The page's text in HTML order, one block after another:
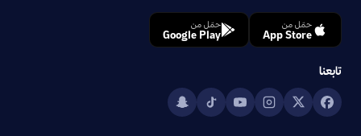
حمّل من
App Store
حمّل من
Google Play
تابعنا